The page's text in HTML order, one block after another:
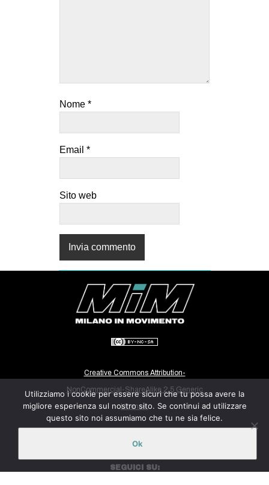
Nome *
Email *
Sito web
Creative Commons Attribution-
NonCommercial-ShareAlike 2.5 Generic
License.
milanoinmovimento@gmail.com
SEGUICI SU:
Utilizziamo i cookie per essere sicuri che tu possa avere la
migliore esperienza sul nostro sito. Se continui ad utilizzare
questo sito noi assumiamo che tu ne sia felice.
Ok